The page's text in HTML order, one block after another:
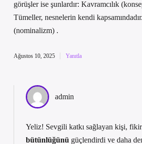
görüşler ise şunlardır: Kavramcılık
Tümeller, nesnelerin kendi
(nominalizm) .
Ağustos 10, 2025 Yanıtla
admin
Yeliz! Sevgili katkı sağlayan kişi,
bütünlüğünü güçlendirdi ve daha